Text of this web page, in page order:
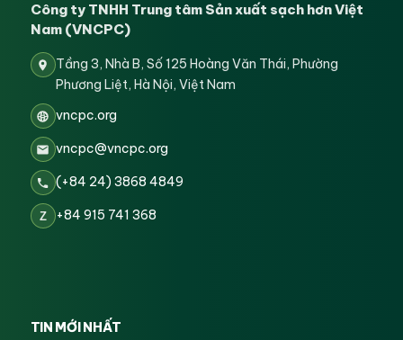
Công ty TNHH Trung tâm Sản xuất sạch hơn Việt
Nam (VNCPC)
Tầng 3, Nhà B, Số 125 Hoàng Văn Thái, Phường
Phương Liệt, Hà Nội, Việt Nam
vncpc.org
vncpc@vncpc.org
(+84 24) 3868 4849
Z +84 915 741 368
TIN MỚI NHẤT